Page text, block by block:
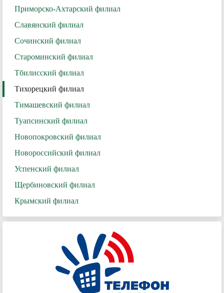
Приморско-Ахтарский филиал
Славянский филиал
Сочинский филиал
Староминский филиал
Тбилисский филиал
Тихорецкий филиал
Тимашевский филиал
Туапсинский филиал
Новопокровский филиал
Новороссийский филиал
Успенский филиал
Щербиновский филиал
Крымский филиал